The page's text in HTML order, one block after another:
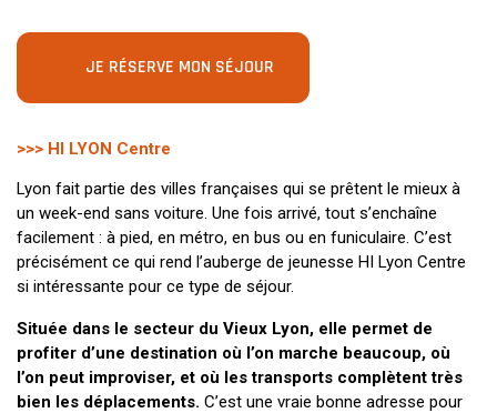
JE RÉSERVE MON SÉJOUR
>>> HI LYON Centre
Lyon fait partie des villes françaises qui se prêtent le mieux à
un week-end sans voiture. Une fois arrivé, tout s’enchaîne
facilement : à pied, en métro, en bus ou en funiculaire. C’est
précisément ce qui rend l’auberge de jeunesse HI Lyon Centre
si intéressante pour ce type de séjour.
Située dans le secteur du Vieux Lyon, elle permet de
profiter d’une destination où l’on marche beaucoup, où
l’on peut improviser, et où les transports complètent très
bien les déplacements. C’est une vraie bonne adresse pour